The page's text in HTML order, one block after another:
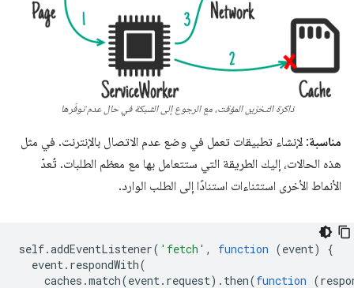
ذاكرة التخزين المؤقت، مع الرجوع إلى الشبكة في حال عدم توفّرها
مناسبة: لإنشاء تطبيقات تعمل في وضع عدم الاتصال بالإنترنت. في مثل
هذه الحالات، إليك الطريقة التي ستتعامل بها مع معظم الطلبات. تُعدّ
الأنماط الأخرى استثناءات استنادًا إلى الطلب الوارد.
self.addEventListener( 'fetch' , function (event)
{
event. respondWith(
caches .match(event. request). then(function (